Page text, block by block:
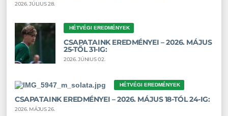
2026. JÚLIUS 28.
HÉTVÉGI EREDMÉNYEK
CSAPATAINK EREDMÉNYEI – 2026. MÁJUS
25-TŐL 31-IG:
2026. JÚNIUS 02.
HÉTVÉGI EREDMÉNYEK
CSAPATAINK EREDMÉNYEI – 2026. MÁJUS 18-TÓL 24-IG:
2026. MÁJUS 26.